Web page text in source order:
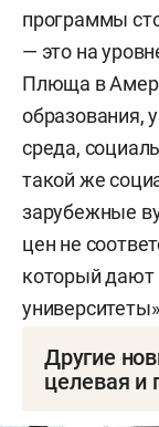
программы
— это на
Плюща в
образования,
среда,
такой же
зарубежные
цен не
который дают
Другие
целевая и